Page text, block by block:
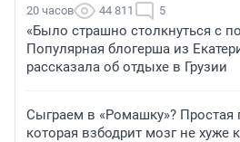
20 часов 44 811 5
«Было страшно столкнуться с
Популярная блогерша из
рассказала об отдыхе в Грузии
Сыграем в «Ромашку»? Простая
которая взбодрит мозг не хуже